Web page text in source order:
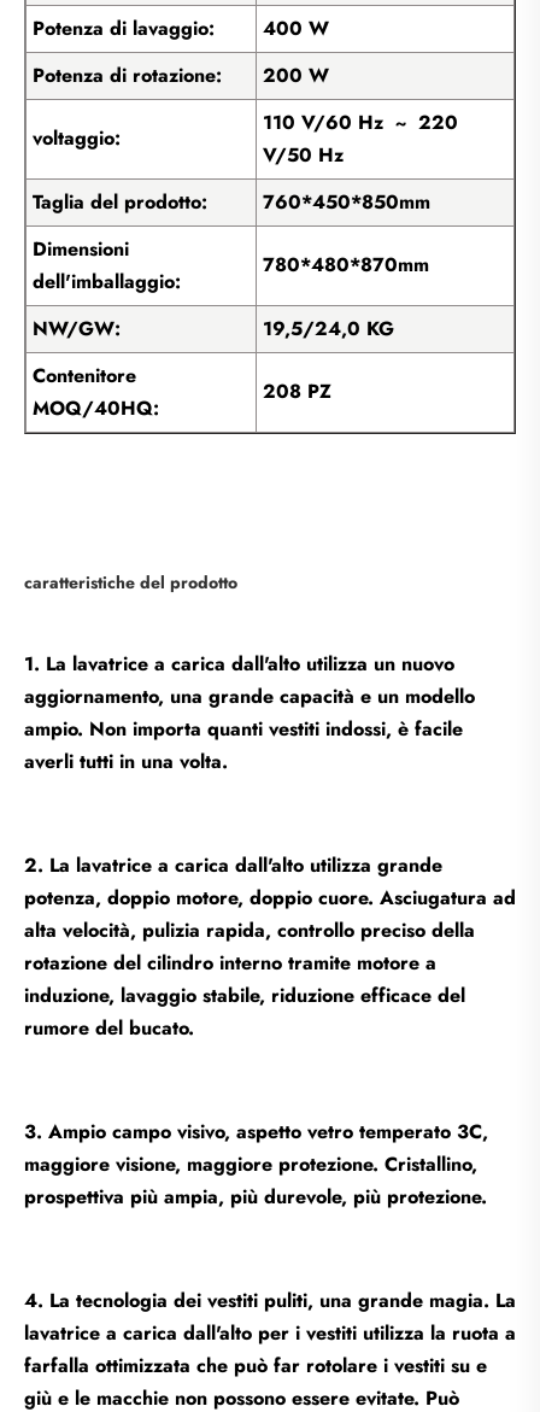
Potenza di lavaggio:
400 W
Potenza di rotazione:
200 W
voltaggio:
110 V/60 Hz ~ 220
V/50 Hz
Taglia del prodotto:
760*450*850mm
Dimensioni
dell'imballaggio:
780*480*870mm
NW/GW:
19,5/24,0 KG
Contenitore
MOQ/40HQ:
208 PZ
caratteristiche del prodotto
1. La lavatrice a carica dall'alto utilizza un nuovo
aggiornamento, una grande capacità e un modello
ampio. Non importa quanti vestiti indossi, è facile
averli tutti in una volta.
2. La lavatrice a carica dall'alto utilizza grande
potenza, doppio motore, doppio cuore. Asciugatura ad
alta velocità, pulizia rapida, controllo preciso della
rotazione del cilindro interno tramite motore a
induzione, lavaggio stabile, riduzione efficace del
rumore del bucato.
3. Ampio campo visivo, aspetto vetro temperato 3C,
maggiore visione, maggiore protezione. Cristallino,
prospettiva più ampia, più durevole, più protezione.
4. La tecnologia dei vestiti puliti, una grande magia. La
lavatrice a carica dall'alto per i vestiti utilizza la ruota a
farfalla ottimizzata che può far rotolare i vestiti su e
giù e le macchie non possono essere evitate. Può